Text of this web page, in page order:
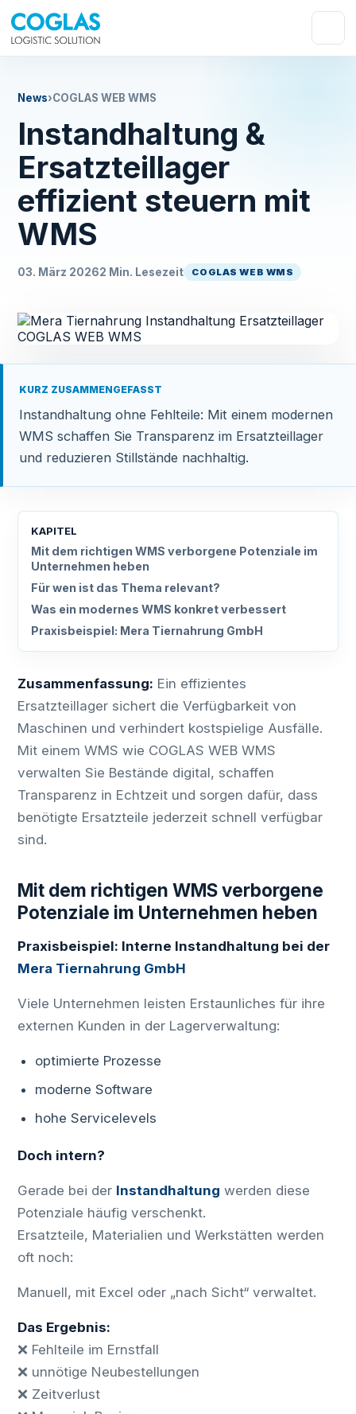
News›COGLAS WEB WMS
Instandhaltung &
Ersatzteillager
effizient steuern mit
WMS
03. März 20262 Min. Lesezeit COGLAS WEB WMS
KURZ ZUSAMMENGEFASST
Instandhaltung ohne Fehlteile: Mit einem modernen
WMS schaffen Sie Transparenz im Ersatzteillager
und reduzieren Stillstände nachhaltig.
KAPITEL
Mit dem richtigen WMS verborgene Potenziale im
Unternehmen heben
Für wen ist das Thema relevant?
Was ein modernes WMS konkret verbessert
Praxisbeispiel: Mera Tiernahrung GmbH
Zusammenfassung: Ein effizientes
Ersatzteillager sichert die Verfügbarkeit von
Maschinen und verhindert kostspielige Ausfälle.
Mit einem WMS wie COGLAS WEB WMS
verwalten Sie Bestände digital, schaffen
Transparenz in Echtzeit und sorgen dafür, dass
benötigte Ersatzteile jederzeit schnell verfügbar
sind.
Mit dem richtigen WMS verborgene
Potenziale im Unternehmen heben
Praxisbeispiel: Interne Instandhaltung bei der
Mera Tiernahrung GmbH
Viele Unternehmen leisten Erstaunliches für ihre
externen Kunden in der Lagerverwaltung:
optimierte Prozesse
moderne Software
hohe Servicelevels
Doch intern?
Gerade bei der Instandhaltung werden diese
Potenziale häufig verschenkt.
Ersatzteile, Materialien und Werkstätten werden
oft noch:
Manuell, mit Excel oder „nach Sicht“ verwaltet.
Das Ergebnis:
❌ Fehlteile im Ernstfall
❌ unnötige Neubestellungen
❌ Zeitverlust